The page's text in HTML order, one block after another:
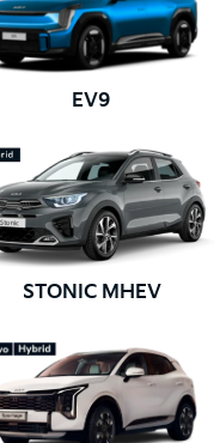
EV9
STONIC MHEV